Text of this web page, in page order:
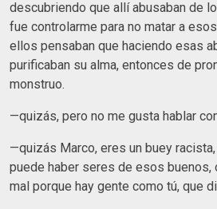
descubriendo que allí abusaban de
fue controlarme para no matar a
ellos pensaban que haciendo esas
purificaban su alma, entonces de
monstruo.
—quizás, pero no me gusta hablar
—quizás Marco, eres un buey
puede haber seres de esos buenos,
mal porque hay gente como tú, que